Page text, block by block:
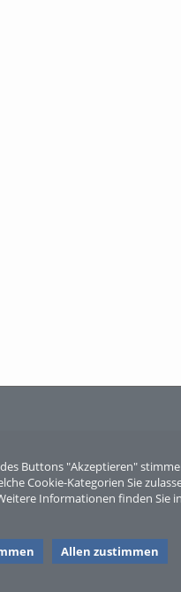
Buttons "Akzeptieren"
Cookie-Kategorien Sie
Informationen finden Sie
Allen zustimmen